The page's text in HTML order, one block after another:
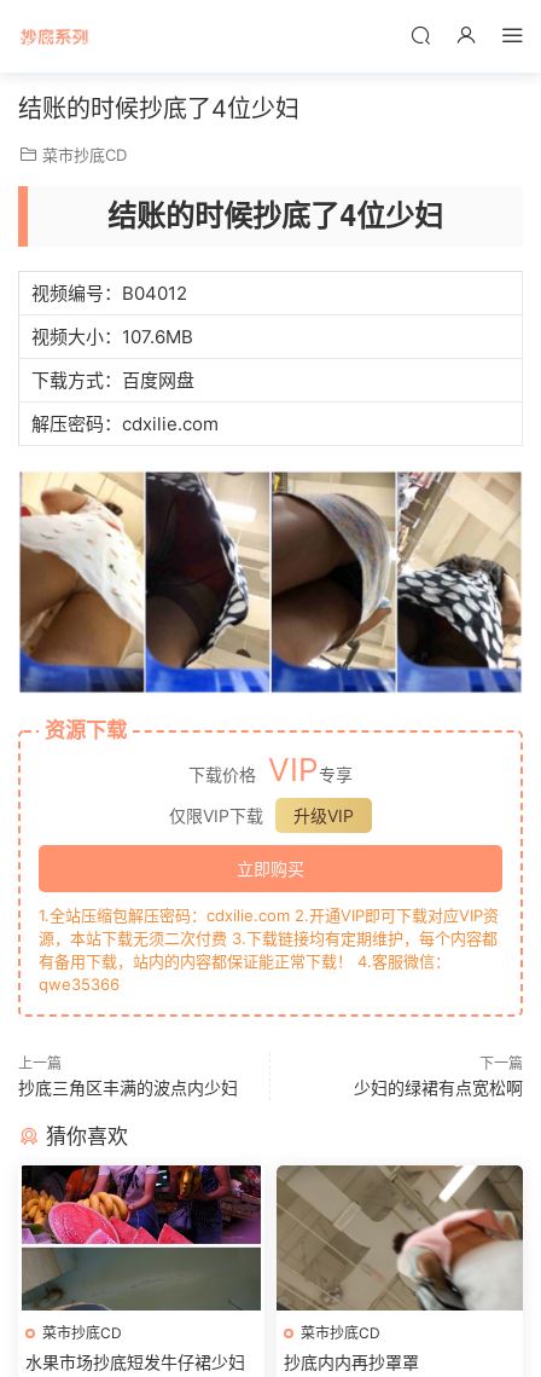
结账的时候抄底了4位少妇
菜市抄底CD
结账的时候抄底了4位少妇
视频编号：B04012
视频大小：107.6MB
下载方式：百度网盘
解压密码：cdxilie.com
资源下载
下载价格 VIP专享
仅限VIP下载
升级VIP
立即购买
1.全站压缩包解压密码：cdxilie.com 2.开通VIP即可下载对应VIP资
源，本站下载无须二次付费 3.下载链接均有定期维护，每个内容都
有备用下载，站内的内容都保证能正常下载！ 4.客服微信：
qwe35366
上一篇
抄底三角区丰满的波点内少妇
下一篇
少妇的绿裙有点宽松啊
猜你喜欢
菜市抄底CD
水果市场抄底短发牛仔裙少妇
菜市抄底CD
抄底内内再抄罩罩